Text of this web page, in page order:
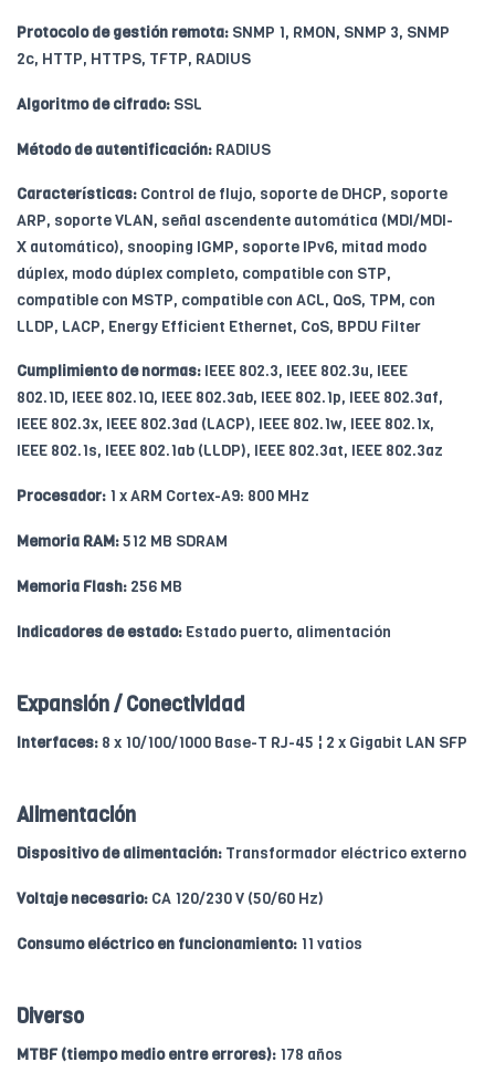
Protocolo de gestión remota: SNMP 1, RMON, SNMP 3, SNMP
2c, HTTP, HTTPS, TFTP, RADIUS
Algoritmo de cifrado: SSL
Método de autentificación: RADIUS
Características: Control de flujo, soporte de DHCP, soporte
ARP, soporte VLAN, señal ascendente automática (MDI/MDI-
X automático), snooping IGMP, soporte IPv6, mitad modo
dúplex, modo dúplex completo, compatible con STP,
compatible con MSTP, compatible con ACL, QoS, TPM, con
LLDP, LACP, Energy Efficient Ethernet, CoS, BPDU Filter
Cumplimiento de normas: IEEE 802.3, IEEE 802.3u, IEEE
802.1D, IEEE 802.1Q, IEEE 802.3ab, IEEE 802.1p, IEEE 802.3af,
IEEE 802.3x, IEEE 802.3ad (LACP), IEEE 802.1w, IEEE 802.1x,
IEEE 802.1s, IEEE 802.1ab (LLDP), IEEE 802.3at, IEEE 802.3az
Procesador: 1 x ARM Cortex-A9: 800 MHz
Memoria RAM:512 MB SDRAM
Memoria Flash: 256 MB
Indicadores de estado: Estado puerto, alimentación
Expansión / Conectividad
Interfaces: 8 x 10/100/1000 Base-T RJ-45 ¦ 2 x Gigabit LAN SFP
Alimentación
Dispositivo de alimentación: Transformador eléctrico externo
Voltaje necesario: CA 120/230 V (50/60 Hz)
Consumo eléctrico en funcionamiento: 11 vatios
Diverso
MTBF (tiempo medio entre errores): 178 años